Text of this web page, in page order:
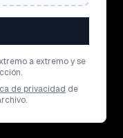
a extremo y se
de privacidad de